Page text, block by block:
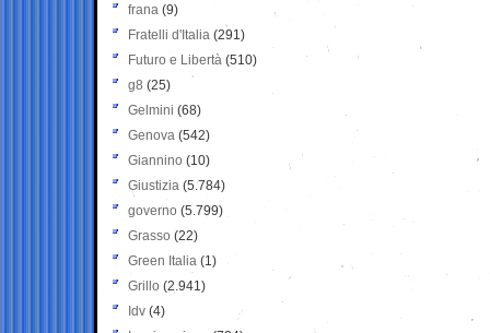
frana (9)
Fratelli d'Italia (291)
Futuro e Libertà (510)
g8 (25)
Gelmini (68)
Genova (542)
Giannino (10)
Giustizia (5.784)
governo (5.799)
Grasso (22)
Green Italia (1)
Grillo (2.941)
Idv (4)